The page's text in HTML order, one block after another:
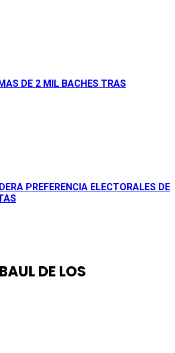
DE 2 MIL BACHES TRAS
PREFERENCIA ELECTORALES DE
DE LOS